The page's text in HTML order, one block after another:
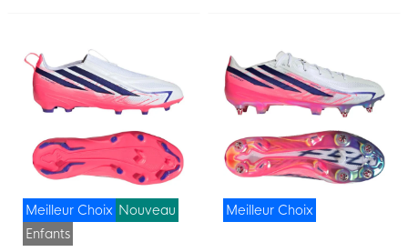
Meilleur Choix Nouveau
Enfants
Meilleur Choix